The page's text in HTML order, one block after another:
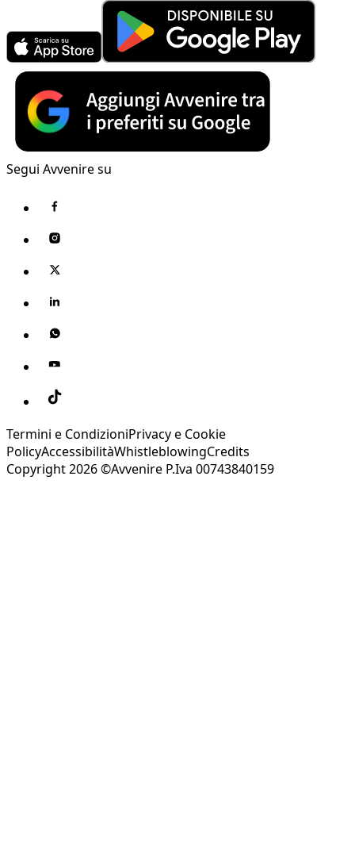
Segui Avvenire su
Termini e CondizioniPrivacy e Cookie
PolicyAccessibilitàWhistleblowingCredits
Copyright 2026 ©Avvenire P.Iva 00743840159